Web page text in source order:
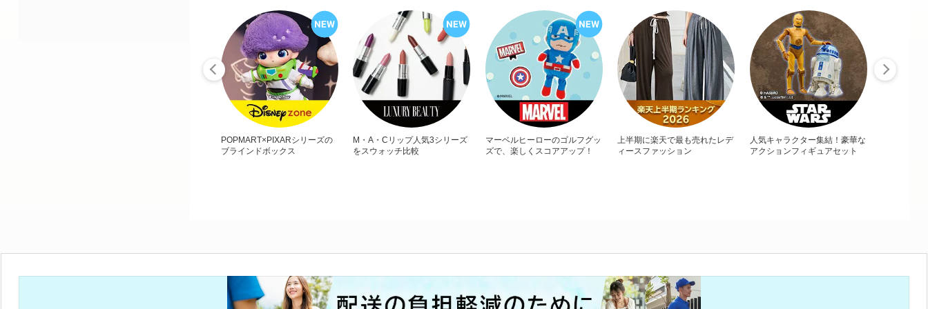
POPMART×PIXARシリーズの
ブラインドボックス
M・A・Cリップ人気3シリーズ
をスウォッチ比較
マーベルヒーローのゴルフグッ
ズで、楽しくスコアアップ！
上半期に楽天で最も売れたレデ
ィースファッション
人気キャラクター集結！豪華な
アクションフィギュアセット